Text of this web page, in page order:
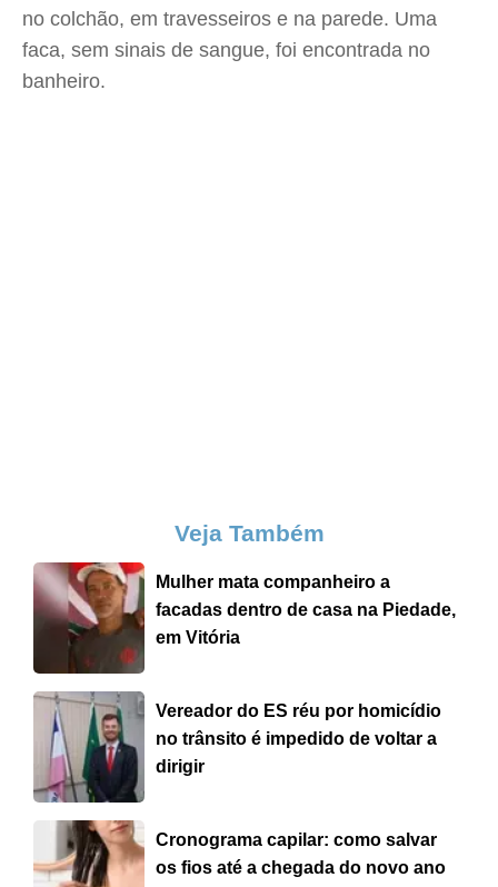
no colchão, em travesseiros e na parede. Uma
faca, sem sinais de sangue, foi encontrada no
banheiro.
Veja Também
Mulher mata companheiro a
facadas dentro de casa na Piedade,
em Vitória
Vereador do ES réu por homicídio
no trânsito é impedido de voltar a
dirigir
Cronograma capilar: como salvar
os fios até a chegada do novo ano